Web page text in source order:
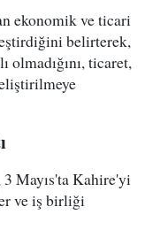
ekonomik ve ticari
belirterek,
olmadığını, ticaret,
3 Mayıs'ta Kahire'yi
ve iş birliği